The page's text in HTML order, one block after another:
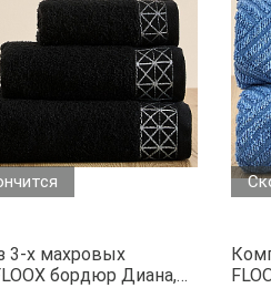
3-х махровых
бордюр Диана,